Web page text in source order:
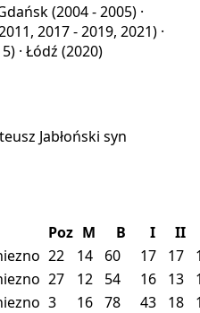
(2004 - 2005) ·
2017 - 2019, 2021) ·
· Łódź (2020)
Jabłoński syn
Poz M B I II
22 14 60 17 17
27 12 54 16 13
3 16 78 43 18